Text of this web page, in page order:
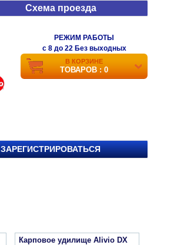
Схема проезда
РЕЖИМ РАБОТЫ
c 8 до 22 Без выходных
В КОРЗИНЕ
ТОВАРОВ : 0
ЗАРЕГИСТРИРОВАТЬСЯ
Карповое удилище Alivio DX